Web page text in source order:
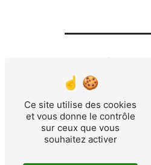
** Les données
seul but de répondre à
disposez de droits
de contrôle, ainsi que
probatoires et de
d’informations sur vos
Ce site utilise des cookies
et vous donne le contrôle
sur ceux que vous
souhaitez activer